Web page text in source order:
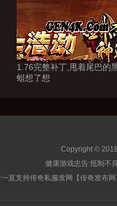
1.76完整补丁,甩着尾巴的
蛆想了想
Copyright ©
健康游戏忠告:抵制不
直支持传奇私服发网【传奇发布